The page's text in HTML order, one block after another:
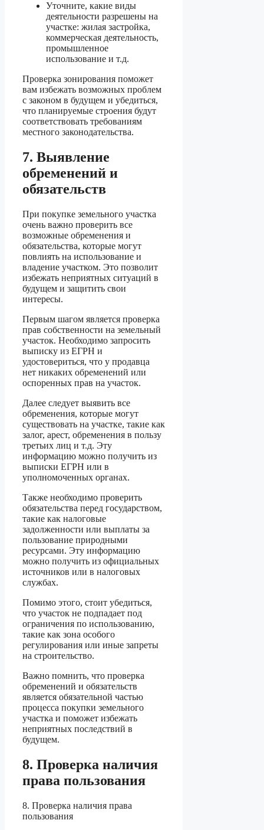
Уточните, какие виды
деятельности разрешены на
участке: жилая застройка,
коммерческая деятельность,
промышленное
использование и т.д.
Проверка зонирования поможет
вам избежать возможных проблем
с законом в будущем и убедиться,
что планируемые строения будут
соответствовать требованиям
местного законодательства.
7. Выявление
обременений и
обязательств
При покупке земельного участка
очень важно проверить все
возможные обременения и
обязательства, которые могут
повлиять на использование и
владение участком. Это позволит
избежать неприятных ситуаций в
будущем и защитить свои
интересы.
Первым шагом является проверка
прав собственности на земельный
участок. Необходимо запросить
выписку из ЕГРН и
удостовериться, что у продавца
нет никаких обременений или
оспоренных прав на участок.
Далее следует выявить все
обременения, которые могут
существовать на участке, такие как
залог, арест, обременения в пользу
третьих лиц и т.д. Эту
информацию можно получить из
выписки ЕГРН или в
уполномоченных органах.
Также необходимо проверить
обязательства перед государством,
такие как налоговые
задолженности или выплаты за
пользование природными
ресурсами. Эту информацию
можно получить из официальных
источников или в налоговых
службах.
Помимо этого, стоит убедиться,
что участок не подпадает под
ограничения по использованию,
такие как зона особого
регулирования или иные запреты
на строительство.
Важно помнить, что проверка
обременений и обязательств
является обязательной частью
процесса покупки земельного
участка и поможет избежать
неприятных последствий в
будущем.
8. Проверка наличия
права пользования
8. Проверка наличия права
пользования